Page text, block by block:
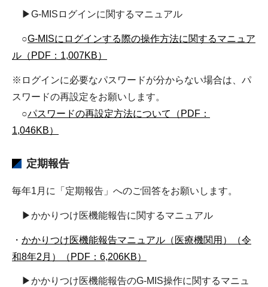
▶G-MISログインに関するマニュアル
○G-MISにログインする際の操作方法に関するマニュア
ル（PDF：1,007KB）
※ログインに必要なパスワードが分からない場合は、パ
スワードの再設定をお願いします。
○パスワードの再設定方法について（PDF：
1,046KB）
定期報告
毎年1月に「定期報告」へのご回答をお願いします。
▶かかりつけ医機能報告に関するマニュアル
・ かかりつけ医機能報告マニュアル（医療機関用）（令
和8年2月）（PDF：6,206KB）
▶かかりつけ医機能報告のG-MIS操作に関するマニュ